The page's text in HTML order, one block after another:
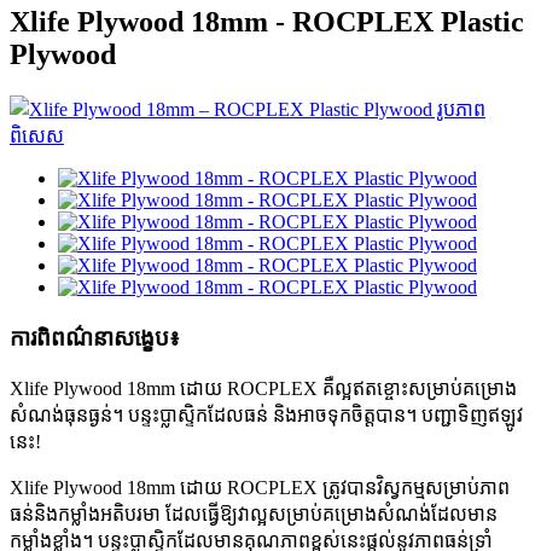
Xlife Plywood 18mm - ROCPLEX Plastic
Plywood
ការពិពណ៌នាសង្ខេប៖
Xlife Plywood 18mm ដោយ ROCPLEX គឺល្អឥតខ្ចោះសម្រាប់គម្រោង
សំណង់ធុនធ្ងន់។ បន្ទះប្លាស្ទិកដែលធន់ និងអាចទុកចិត្តបាន។ បញ្ជាទិញឥឡូវ
នេះ!
Xlife Plywood 18mm ដោយ ROCPLEX ត្រូវ​បាន​វិស្វកម្ម​សម្រាប់​ភាព​
ធន់​និង​កម្លាំង​អតិបរមា ដែល​ធ្វើ​ឱ្យ​វា​ល្អ​សម្រាប់​គម្រោង​សំណង់​ដែល​មាន​
កម្លាំង​ខ្លាំង។ បន្ទះប្លាស្ទិកដែលមានគុណភាពខ្ពស់នេះផ្តល់នូវភាពធន់ទ្រាំ